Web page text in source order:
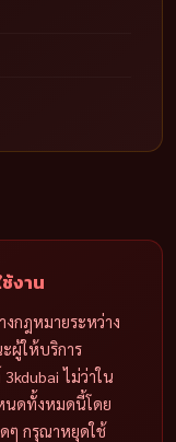
งาน
กฎหมายระหว่าง
ผู้ให้บริการ
ไม่ว่าใน
นดทั้งหมดนี้โดย
ๆ กรุณาหยุดใช้